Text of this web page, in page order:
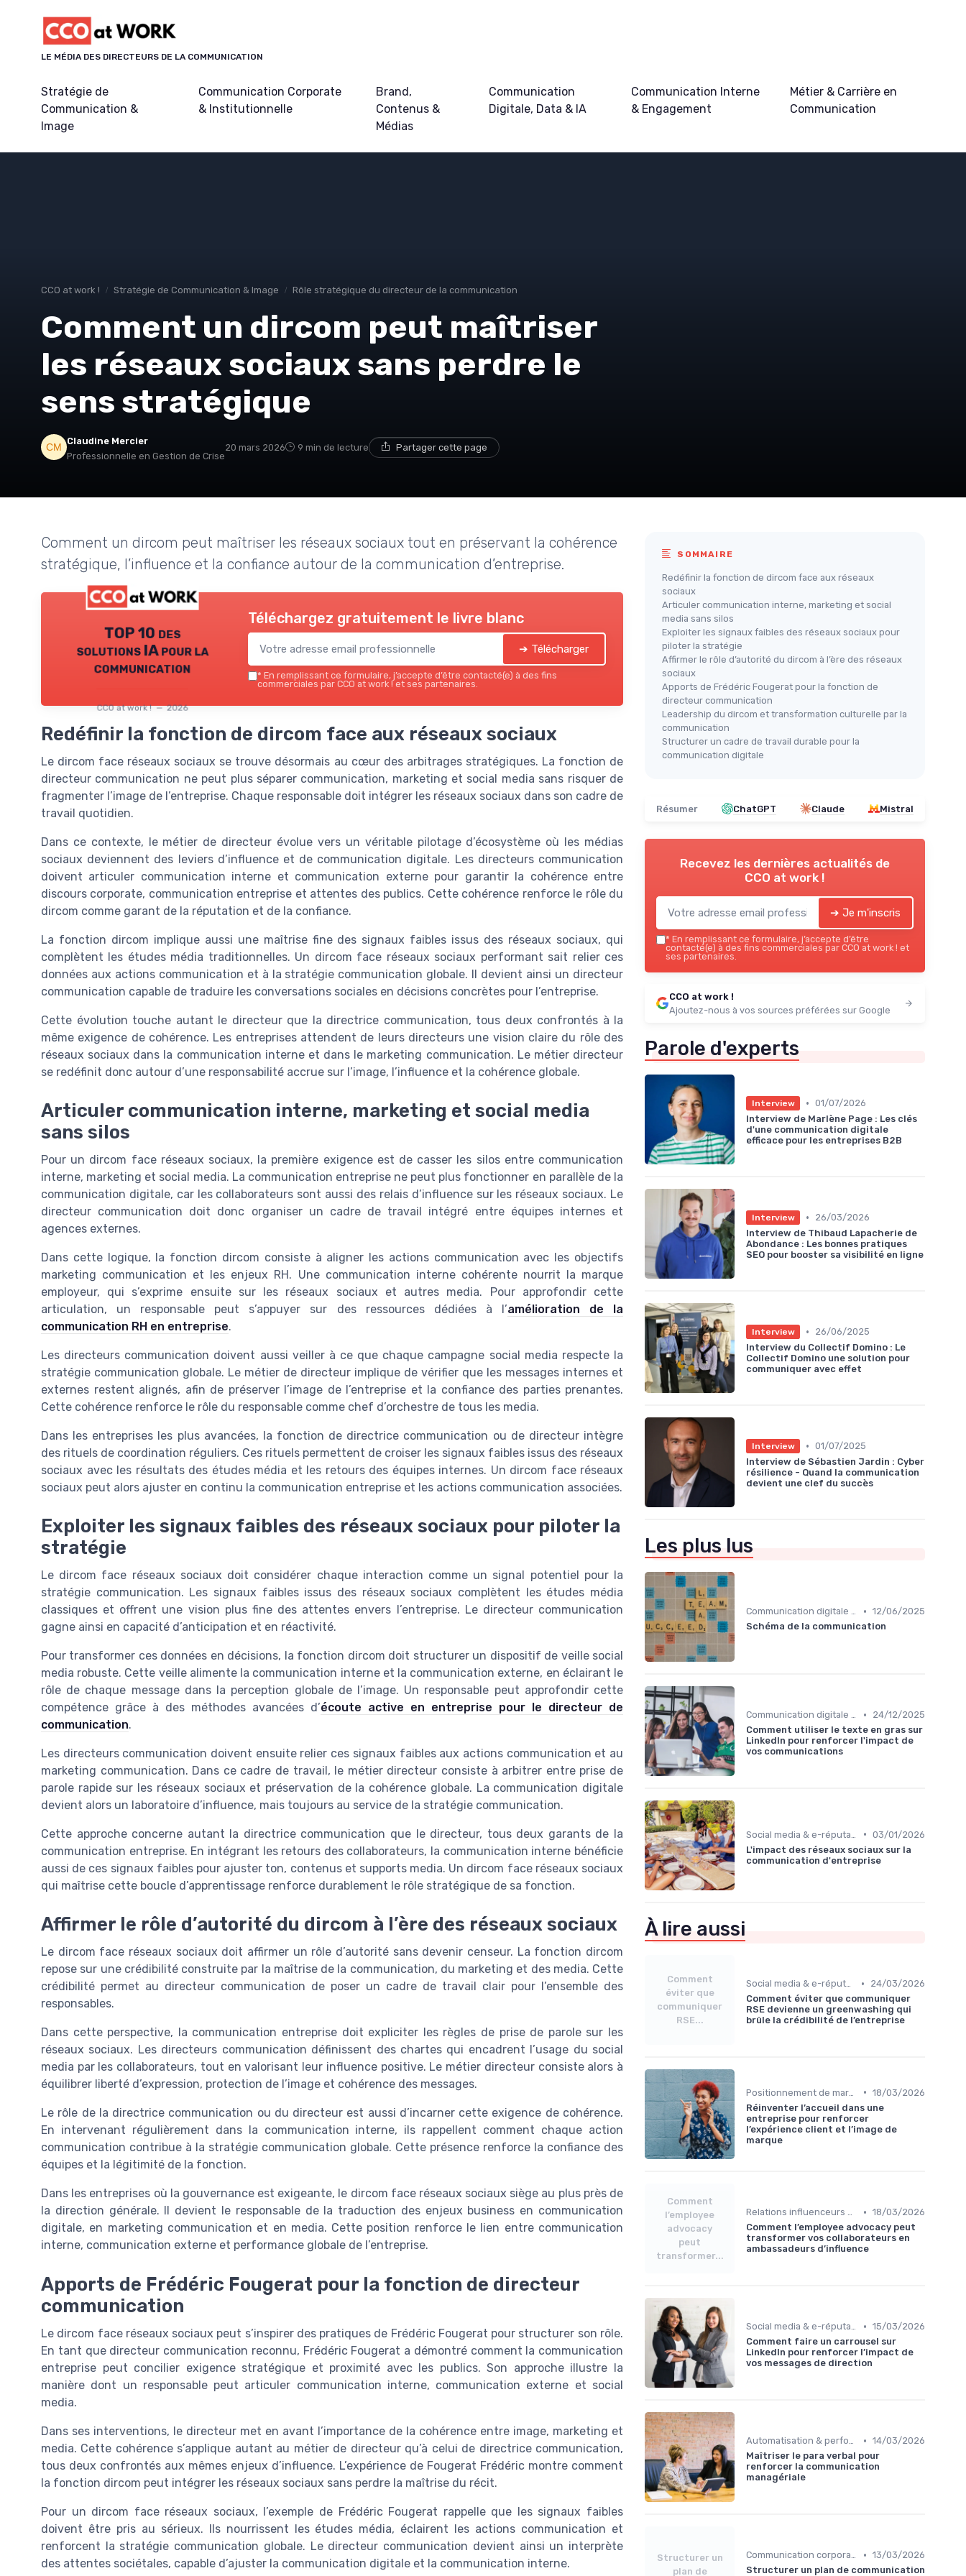
LE MÉDIA DES DIRECTEURS DE LA COMMUNICATION
Stratégie de
Communication &
Image
Communication Corporate
& Institutionnelle
Brand,
Contenus &
Médias
Communication
Digitale, Data & IA
Communication Interne
& Engagement
Métier & Carrière en
Communication
CCO at work ! Stratégie de Communication & Image Rôle stratégique du directeur de la communication
Comment un dircom peut maîtriser
les réseaux sociaux sans perdre le
sens stratégique
Claudine Mercier
Professionnelle en Gestion de Crise
20 mars 2026 9 min de lecture Partager cette page
Comment un dircom peut maîtriser les réseaux sociaux tout en préservant la cohérence
stratégique, l’influence et la confiance autour de la communication d’entreprise.
TOP 10 des
solutions IA pour la
communication
CCO at work ! — 2026
Téléchargez gratuitement le livre blanc
➔ Télécharger
* En remplissant ce formulaire, j’accepte d’être contacté(e) à des fins
commerciales par CCO at work ! et ses partenaires.
Redéfinir la fonction de dircom face aux réseaux sociaux
Le dircom face réseaux sociaux se trouve désormais au cœur des arbitrages stratégiques. La fonction de
directeur communication ne peut plus séparer communication, marketing et social media sans risquer de
fragmenter l’image de l’entreprise. Chaque responsable doit intégrer les réseaux sociaux dans son cadre de
travail quotidien.
Dans ce contexte, le métier de directeur évolue vers un véritable pilotage d’écosystème où les médias
sociaux deviennent des leviers d’influence et de communication digitale. Les directeurs communication
doivent articuler communication interne et communication externe pour garantir la cohérence entre
discours corporate, communication entreprise et attentes des publics. Cette cohérence renforce le rôle du
dircom comme garant de la réputation et de la confiance.
La fonction dircom implique aussi une maîtrise fine des signaux faibles issus des réseaux sociaux, qui
complètent les études média traditionnelles. Un dircom face réseaux sociaux performant sait relier ces
données aux actions communication et à la stratégie communication globale. Il devient ainsi un directeur
communication capable de traduire les conversations sociales en décisions concrètes pour l’entreprise.
Cette évolution touche autant le directeur que la directrice communication, tous deux confrontés à la
même exigence de cohérence. Les entreprises attendent de leurs directeurs une vision claire du rôle des
réseaux sociaux dans la communication interne et dans le marketing communication. Le métier directeur
se redéfinit donc autour d’une responsabilité accrue sur l’image, l’influence et la cohérence globale.
Articuler communication interne, marketing et social media
sans silos
Pour un dircom face réseaux sociaux, la première exigence est de casser les silos entre communication
interne, marketing et social media. La communication entreprise ne peut plus fonctionner en parallèle de la
communication digitale, car les collaborateurs sont aussi des relais d’influence sur les réseaux sociaux. Le
directeur communication doit donc organiser un cadre de travail intégré entre équipes internes et
agences externes.
Dans cette logique, la fonction dircom consiste à aligner les actions communication avec les objectifs
marketing communication et les enjeux RH. Une communication interne cohérente nourrit la marque
employeur, qui s’exprime ensuite sur les réseaux sociaux et autres media. Pour approfondir cette
articulation, un responsable peut s’appuyer sur des ressources dédiées à l’amélioration de la
communication RH en entreprise.
Les directeurs communication doivent aussi veiller à ce que chaque campagne social media respecte la
stratégie communication globale. Le métier de directeur implique de vérifier que les messages internes et
externes restent alignés, afin de préserver l’image de l’entreprise et la confiance des parties prenantes.
Cette cohérence renforce le rôle du responsable comme chef d’orchestre de tous les media.
Dans les entreprises les plus avancées, la fonction de directrice communication ou de directeur intègre
des rituels de coordination réguliers. Ces rituels permettent de croiser les signaux faibles issus des réseaux
sociaux avec les résultats des études média et les retours des équipes internes. Un dircom face réseaux
sociaux peut alors ajuster en continu la communication entreprise et les actions communication associées.
Exploiter les signaux faibles des réseaux sociaux pour piloter la
stratégie
Le dircom face réseaux sociaux doit considérer chaque interaction comme un signal potentiel pour la
stratégie communication. Les signaux faibles issus des réseaux sociaux complètent les études média
classiques et offrent une vision plus fine des attentes envers l’entreprise. Le directeur communication
gagne ainsi en capacité d’anticipation et en réactivité.
Pour transformer ces données en décisions, la fonction dircom doit structurer un dispositif de veille social
media robuste. Cette veille alimente la communication interne et la communication externe, en éclairant le
rôle de chaque message dans la perception globale de l’image. Un responsable peut approfondir cette
compétence grâce à des méthodes avancées d’écoute active en entreprise pour le directeur de
communication.
Les directeurs communication doivent ensuite relier ces signaux faibles aux actions communication et au
marketing communication. Dans ce cadre de travail, le métier directeur consiste à arbitrer entre prise de
parole rapide sur les réseaux sociaux et préservation de la cohérence globale. La communication digitale
devient alors un laboratoire d’influence, mais toujours au service de la stratégie communication.
Cette approche concerne autant la directrice communication que le directeur, tous deux garants de la
communication entreprise. En intégrant les retours des collaborateurs, la communication interne bénéficie
aussi de ces signaux faibles pour ajuster ton, contenus et supports media. Un dircom face réseaux sociaux
qui maîtrise cette boucle d’apprentissage renforce durablement le rôle stratégique de sa fonction.
Affirmer le rôle d’autorité du dircom à l’ère des réseaux sociaux
Le dircom face réseaux sociaux doit affirmer un rôle d’autorité sans devenir censeur. La fonction dircom
repose sur une crédibilité construite par la maîtrise de la communication, du marketing et des media. Cette
crédibilité permet au directeur communication de poser un cadre de travail clair pour l’ensemble des
responsables.
Dans cette perspective, la communication entreprise doit expliciter les règles de prise de parole sur les
réseaux sociaux. Les directeurs communication définissent des chartes qui encadrent l’usage du social
media par les collaborateurs, tout en valorisant leur influence positive. Le métier directeur consiste alors à
équilibrer liberté d’expression, protection de l’image et cohérence des messages.
Le rôle de la directrice communication ou du directeur est aussi d’incarner cette exigence de cohérence.
En intervenant régulièrement dans la communication interne, ils rappellent comment chaque action
communication contribue à la stratégie communication globale. Cette présence renforce la confiance des
équipes et la légitimité de la fonction.
Dans les entreprises où la gouvernance est exigeante, le dircom face réseaux sociaux siège au plus près de
la direction générale. Il devient le responsable de la traduction des enjeux business en communication
digitale, en marketing communication et en media. Cette position renforce le lien entre communication
interne, communication externe et performance globale de l’entreprise.
Apports de Frédéric Fougerat pour la fonction de directeur
communication
Le dircom face réseaux sociaux peut s’inspirer des pratiques de Frédéric Fougerat pour structurer son rôle.
En tant que directeur communication reconnu, Frédéric Fougerat a démontré comment la communication
entreprise peut concilier exigence stratégique et proximité avec les publics. Son approche illustre la
manière dont un responsable peut articuler communication interne, communication externe et social
media.
Dans ses interventions, le directeur met en avant l’importance de la cohérence entre image, marketing et
media. Cette cohérence s’applique autant au métier de directeur qu’à celui de directrice communication,
tous deux confrontés aux mêmes enjeux d’influence. L’expérience de Fougerat Frédéric montre comment
la fonction dircom peut intégrer les réseaux sociaux sans perdre la maîtrise du récit.
Pour un dircom face réseaux sociaux, l’exemple de Frédéric Fougerat rappelle que les signaux faibles
doivent être pris au sérieux. Ils nourrissent les études média, éclairent les actions communication et
renforcent la stratégie communication globale. Le directeur communication devient ainsi un interprète
des attentes sociétales, capable d’ajuster la communication digitale et la communication interne.
SOMMAIRE
Redéfinir la fonction de dircom face aux réseaux
sociaux
Articuler communication interne, marketing et social
media sans silos
Exploiter les signaux faibles des réseaux sociaux pour
piloter la stratégie
Affirmer le rôle d’autorité du dircom à l’ère des réseaux
sociaux
Apports de Frédéric Fougerat pour la fonction de
directeur communication
Leadership du dircom et transformation culturelle par la
communication
Structurer un cadre de travail durable pour la
communication digitale
Résumer ChatGPT Claude Mistral
Recevez les dernières actualités de
CCO at work !
➔ Je m'inscris
* En remplissant ce formulaire, j’accepte d’être
contacté(e) à des fins commerciales par CCO at work ! et
ses partenaires.
CCO at work !
Ajoutez-nous à vos sources préférées sur Google
Parole d'experts
Interview • 01/07/2026
Interview de Marlène Page : Les clés
d'une communication digitale
efficace pour les entreprises B2B
Interview •
26/03/2026
Interview de Thibaud Lapacherie de
Abondance : Les bonnes pratiques
SEO pour booster sa visibilité en ligne
Interview •
26/06/2025
Interview du Collectif Domino : Le
Collectif Domino une solution pour
communiquer avec effet
Interview • 01/07/2025
Interview de Sébastien Jardin : Cyber
résilience - Quand la communication
devient une clef du succès
Les plus lus
Communication digitale & omnicanale • 12/06/2025
Schéma de la communication
Communication digitale & omnicanale •
24/12/2025
Comment utiliser le texte en gras sur
LinkedIn pour renforcer l'impact de
vos communications
• 03/01/2026
L'impact des réseaux sociaux sur la
communication d'entreprise
À lire aussi
Comment
éviter que
communiquer
RSE...
Social media & e-réputation •
24/03/2026
Comment éviter que communiquer
RSE devienne un greenwashing qui
brûle la crédibilité de l’entreprise
• 18/03/2026
Réinventer l’accueil dans une
entreprise pour renforcer
l’expérience client et l’image de
marque
Comment
l’employee
advocacy
peut
transformer...
Relations influenceurs & leaders d’opinion • 18/03/2026
Comment l’employee advocacy peut
transformer vos collaborateurs en
ambassadeurs d’influence
Social media & e-réputation • 15/03/2026
Comment faire un carrousel sur
LinkedIn pour renforcer l’impact de
vos messages de direction
Automatisation & performance des campagnes • 14/03/2026
Maîtriser le para verbal pour
renforcer la communication
managériale
Structurer un
plan de
Communication corporate • 13/03/2026
Structurer un plan de communication